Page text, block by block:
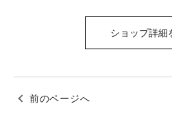
ショップ詳細
前のページへ